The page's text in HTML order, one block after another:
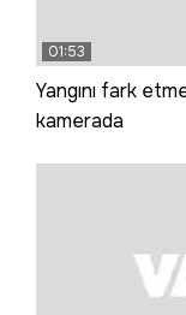
01:53
Yangını fark
kamerada